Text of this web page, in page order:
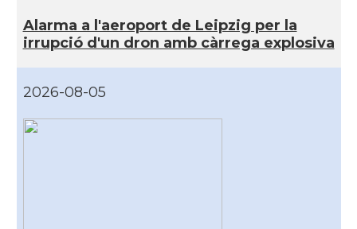
Alarma a l'aeroport de Leipzig per la
irrupció d'un dron amb càrrega explosiva
2026-08-05